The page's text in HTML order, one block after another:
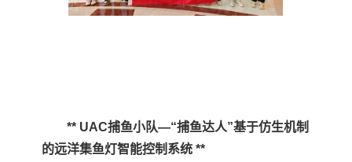
** UAC捕鱼小队—“捕鱼达人”基于仿生机制
的远洋集鱼灯智能控制系统 **